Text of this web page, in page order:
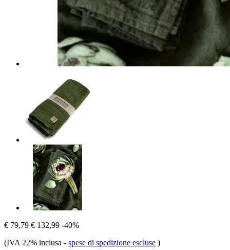
€ 79,79 € 132,99 -40%
(IVA 22% inclusa - spese di spedizione escluse )